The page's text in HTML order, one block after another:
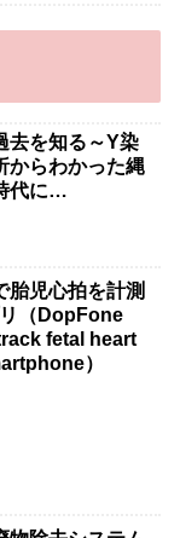
去を知る～Y染
からわかった縄
代に…
胎児心拍を計測
（DopFone
fetal heart
）